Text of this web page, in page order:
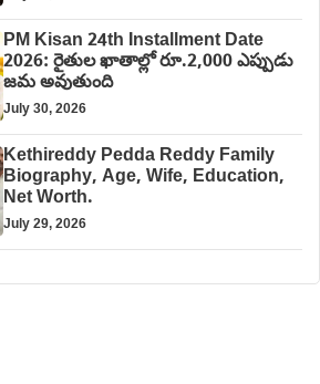
PM Kisan 24th Installment Date
2026: రైతుల ఖాతాల్లో రూ.2,000 ఎప్పుడు
జమ అవుతుంది
July 30, 2026
Kethireddy Pedda Reddy Family
Biography, Age, Wife, Education,
Net Worth.
July 29, 2026